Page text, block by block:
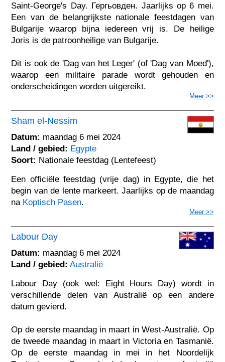
Saint-George's Day. Гергьовден. Jaarlijks op 6 mei.
Een van de belangrijkste nationale feestdagen van
Bulgarije waarop bijna iedereen vrij is. De heilige
Joris is de patroonheilige van Bulgarije.
Dit is ook de 'Dag van het Leger' (of 'Dag van Moed'),
waarop een militaire parade wordt gehouden en
onderscheidingen worden uitgereikt.
Meer >>
Sham el-Nessim
Datum: maandag 6 mei 2024
Land / gebied: Egypte
Soort: Nationale feestdag (Lentefeest)
Een officiële feestdag (vrije dag) in Egypte, die het
begin van de lente markeert. Jaarlijks op de maandag
na Koptisch Pasen.
Meer >>
Labour Day
Datum: maandag 6 mei 2024
Land / gebied: Australië
Labour Day (ook wel: Eight Hours Day) wordt in
verschillende delen van Australië op een andere
datum gevierd.
Op de eerste maandag in maart in West-Australië. Op
de tweede maandag in maart in Victoria en Tasmanië.
Op de eerste maandag in mei in het Noordelijk